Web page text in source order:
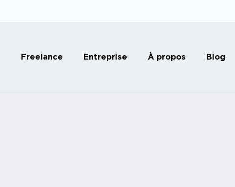
Freelance Entreprise À propos Blog